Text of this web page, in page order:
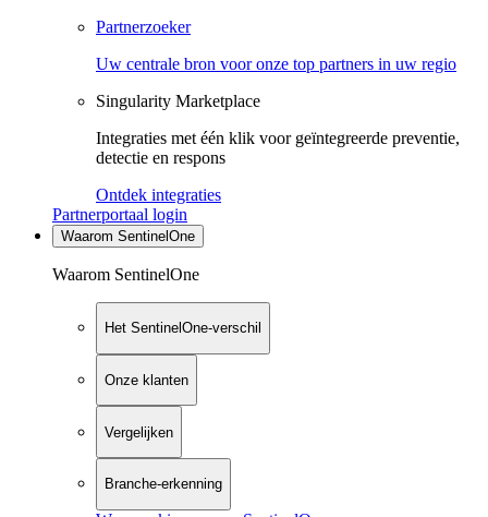
Partnerzoeker
Uw centrale bron voor onze top partners in uw regio
Singularity Marketplace
Integraties met één klik voor geïntegreerde preventie,
detectie en respons
Ontdek integraties
Partnerportaal login
Waarom SentinelOne
Waarom SentinelOne
Het SentinelOne-verschil
Onze klanten
Vergelijken
Branche-erkenning